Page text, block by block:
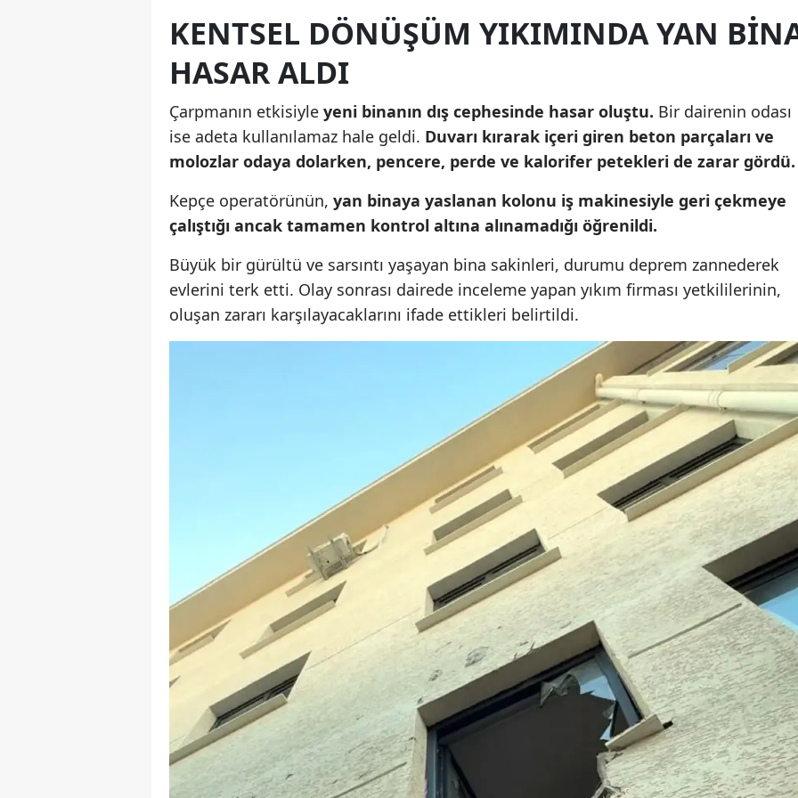
Yozgat
Aksaray
Bayburt
Kırıkkale
Şırnak
Bartın
Iğdır
Yalova
Karabük
Kilis
Osmaniye
Düzce
KENTSEL DÖNÜŞÜM YIKIMINDA YAN
HASAR ALDI
Çarpmanın etkisiyle yeni binanın dış cephesinde hasar oluştu. Bir dairenin odası
ise adeta kullanılamaz hale geldi. Duvarı kırarak içeri giren beton parçaları ve
molozlar odaya dolarken, pencere, perde ve kalorifer petekleri de zarar gördü.
Kepçe operatörünün, yan binaya yaslanan kolonu iş makinesiyle geri çekmeye
çalıştığı ancak tamamen kontrol altına alınamadığı öğrenildi.
Büyük bir gürültü ve sarsıntı yaşayan bina sakinleri, durumu deprem zannederek
evlerini terk etti. Olay sonrası dairede inceleme yapan yıkım firması yetkililerinin,
oluşan zararı karşılayacaklarını ifade ettikleri belirtildi.